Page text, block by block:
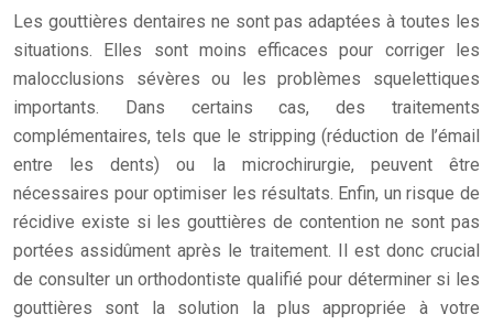
Les gouttières dentaires ne sont pas adaptées à toutes les
situations. Elles sont moins efficaces pour corriger les
malocclusions sévères ou les problèmes squelettiques
importants. Dans certains cas, des traitements
complémentaires, tels que le stripping (réduction de l’émail
entre les dents) ou la microchirurgie, peuvent être
nécessaires pour optimiser les résultats. Enfin, un risque de
récidive existe si les gouttières de contention ne sont pas
portées assidûment après le traitement. Il est donc crucial
de consulter un orthodontiste qualifié pour déterminer si les
gouttières sont la solution la plus appropriée à votre